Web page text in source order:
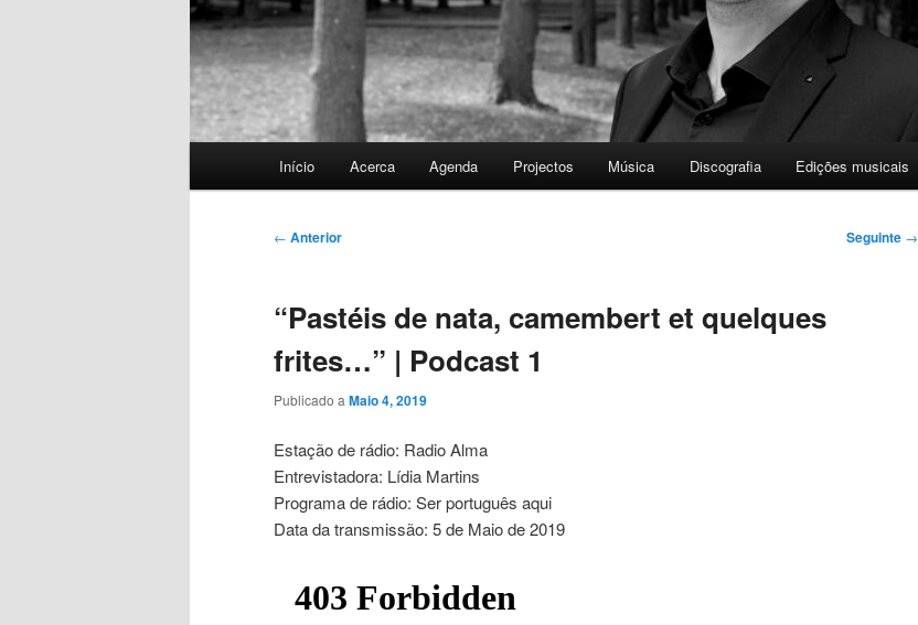
Início Acerca Agenda Projectos Música Discografia Edições musicais
Navegação
← Anterior Seguinte →
“Pastéis de nata, camembert et quelques
frites…” | Podcast 1
Publicado a Maio 4, 2019
Estação de rádio: Radio Alma
Entrevistadora: Lídia Martins
Programa de rádio: Ser português aqui
Data da transmissão: 5 de Maio de 2019